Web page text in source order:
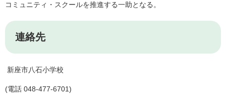
コミュニティ・スクールを推進する一助となる。
連絡先
新座市八石小学校
(電話 048‐477-6701)